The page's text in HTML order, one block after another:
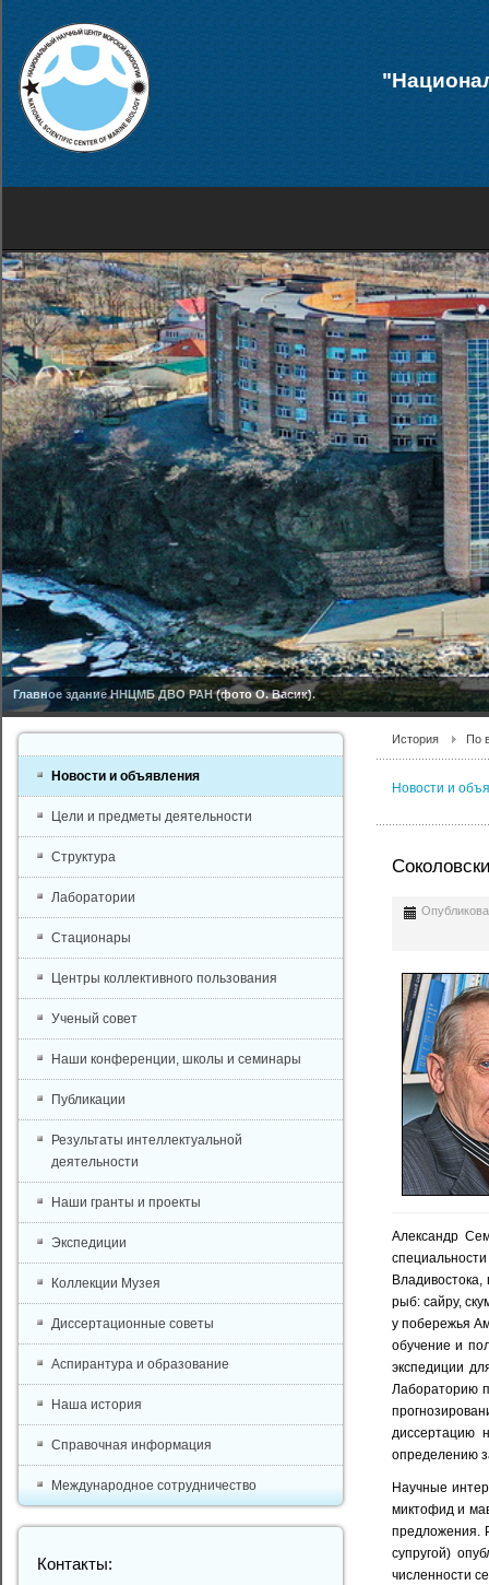
Главное здание ННЦМБ ДВО РАН (фото О. Васик).
История По
Новости и
Александр
рыб: сайру,
у побережья
обучение и
экспедиции
Лабораторию
диссертацию
определению
Научные
миктофид и
предложения.
супругой)
численности
Новости и объявления
Цели и предметы деятельности
Структура
Лаборатории
Стационары
Центры коллективного пользования
Ученый совет
Наши конференции, школы и семинары
Публикации
Результаты интеллектуальной
деятельности
Наши гранты и проекты
Экспедиции
Коллекции Музея
Диссертационные советы
Аспирантура и образование
Наша история
Справочная информация
Международное сотрудничество
Контакты: